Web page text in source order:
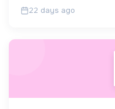
22 days ago